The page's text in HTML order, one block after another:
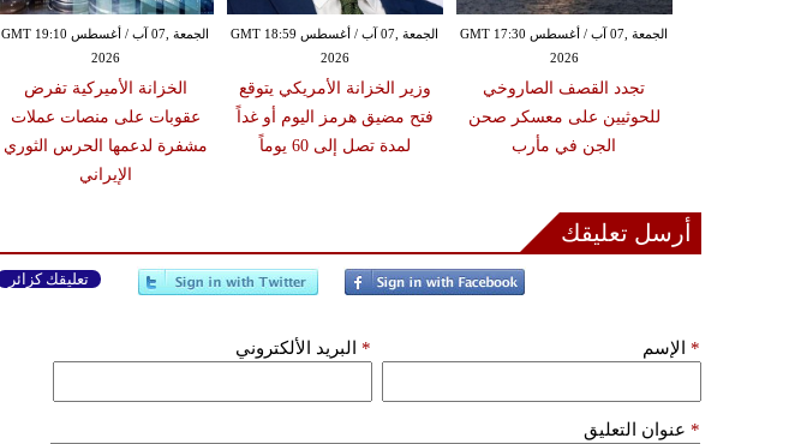
الجمعة ,07 آب / أغسطس GMT 19:10
2026
الخزانة الأميركية تفرض
عقوبات على منصات عملات
مشفرة لدعمها الحرس الثوري
الإيراني
الجمعة ,07 آب / أغسطس GMT 18:59
2026
وزير الخزانة الأمريكي يتوقع
فتح مضيق هرمز اليوم أو غداً
لمدة تصل إلى 60 يوماً
الجمعة ,07 آب / أغسطس GMT 17:30
2026
تجدد القصف الصاروخي
للحوثيين على معسكر صحن
الجن في مأرب
أرسل تعليقك
تعليقك كزائر
الإسم * البريد الألكتروني *
عنوان التعليق *